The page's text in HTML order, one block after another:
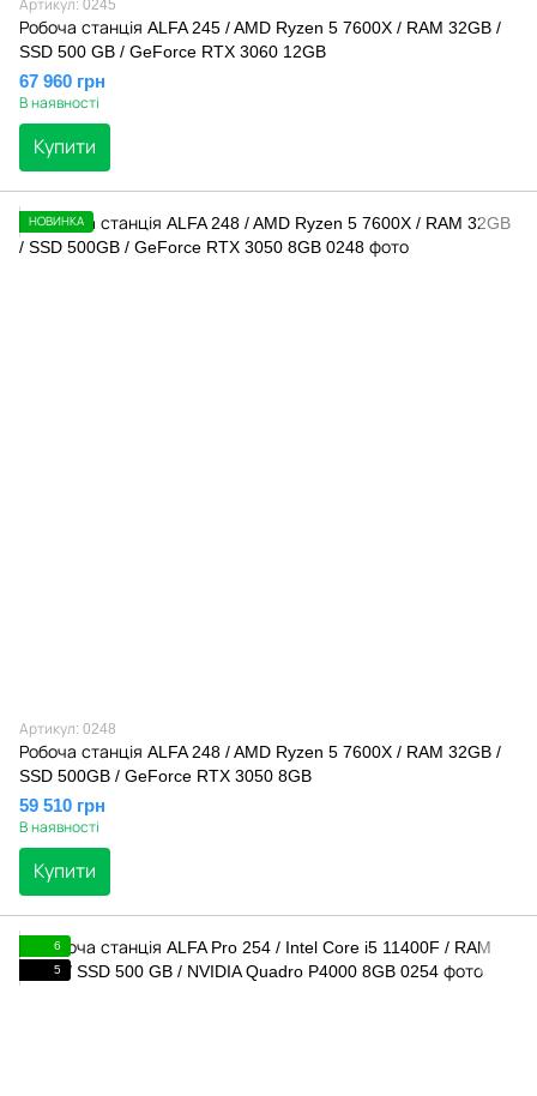
Артикул: 0245
Робоча станція ALFA 245 / AMD Ryzen 5 7600X / RAM 32GB /
SSD 500 GB / GeForce RTX 3060 12GB
67 960 грн
В наявності
Купити
НОВИНКА
Артикул: 0248
Робоча станція ALFA 248 / AMD Ryzen 5 7600X / RAM 32GB /
SSD 500GB / GeForce RTX 3050 8GB
59 510 грн
В наявності
Купити
6
5